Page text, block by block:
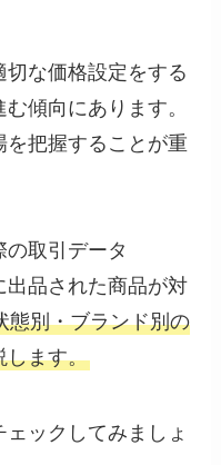
切な価格設定をする
傾向にあります。
把握することが重
取引データ
出品された商品が対
態別・ブランド別の
します。
ックしてみましょ